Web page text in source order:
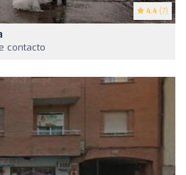
4.4 (7)
contacto